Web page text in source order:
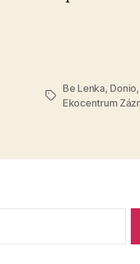
Značky
Be Lenka, Donio,
Ekocentrum